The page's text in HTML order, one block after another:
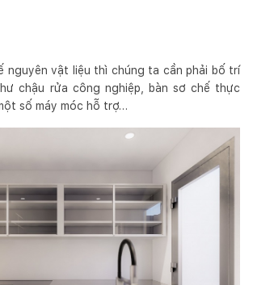
nguyên vật liệu thì chúng ta cần phải bố trí
chậu rửa công nghiệp, bàn sơ chế thực
số máy móc hỗ trợ…